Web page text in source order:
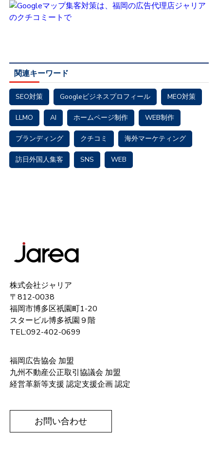
関連キーワード
SEO対策 Googleビジネスプロフィール MEO対策
LLMO AI ホームページ制作 WEB制作
ブランディング クチコミ 海外マーケティング
訪日外国人集客 SNS WEB
株式会社ジャリア
〒812-0038
福岡市博多区祇園町1-20
スタービル博多祇園９階
TEL:092-402-0699
福岡広告協会 加盟
九州不動産公正取引協議会 加盟
経営革新等支援 認定支援企画 認定
お問い合わせ